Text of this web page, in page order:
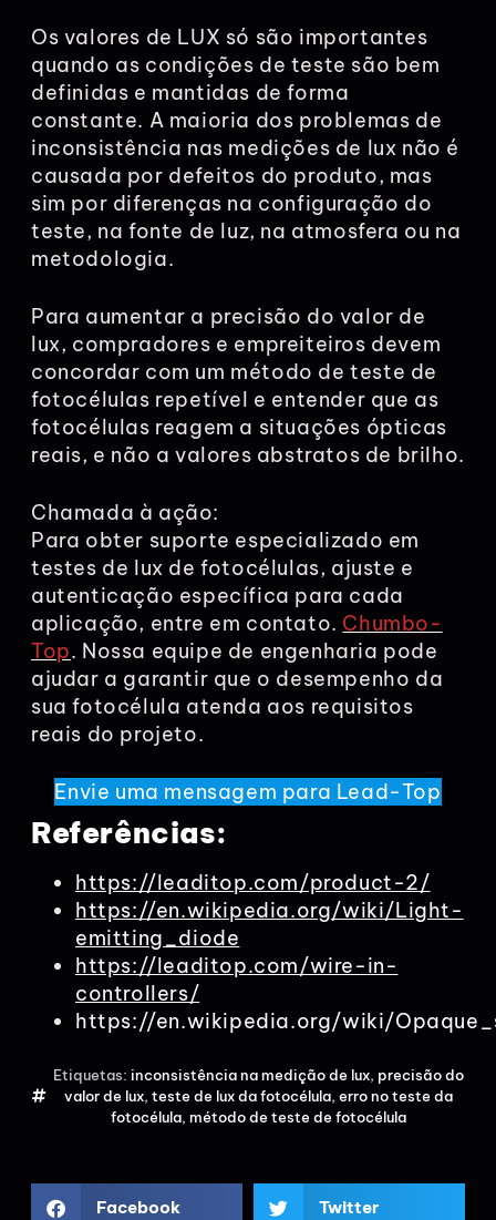
Os valores de LUX só são importantes
quando as condições de teste são bem
definidas e mantidas de forma
constante. A maioria dos problemas de
inconsistência nas medições de lux não é
causada por defeitos do produto, mas
sim por diferenças na configuração do
teste, na fonte de luz, na atmosfera ou na
metodologia.
Para aumentar a precisão do valor de
lux, compradores e empreiteiros devem
concordar com um método de teste de
fotocélulas repetível e entender que as
fotocélulas reagem a situações ópticas
reais, e não a valores abstratos de brilho.
Chamada à ação:
Para obter suporte especializado em
testes de lux de fotocélulas, ajuste e
autenticação específica para cada
aplicação, entre em contato. Chumbo-
Top. Nossa equipe de engenharia pode
ajudar a garantir que o desempenho da
sua fotocélula atenda aos requisitos
reais do projeto.
Envie uma mensagem para Lead-Top
Referências:
https://leaditop.com/product-2/
https://en.wikipedia.org/wiki/Light-
emitting_diode
https://leaditop.com/wire-in-
controllers/
https://en.wikipedia.org/wiki/
Etiquetas: inconsistência na medição de lux, precisão do
valor de lux, teste de lux da fotocélula, erro no teste da
fotocélula, método de teste de fotocélula
Facebook Twitter